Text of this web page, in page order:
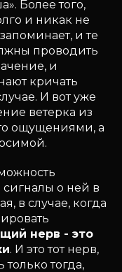
Более того,
и никак не
и те
проводить
и
кричать
И вот уже
ветерка из
ощущениями, а
сигналы о ней в
в случае, когда
нерв - это
. И это тот нерв,
тогда,